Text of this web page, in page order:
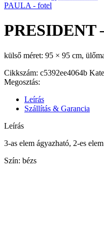
PAULA - fotel
PRESIDENT
külső méret: 95 × 95 cm,
Cikkszám: c5392ee4064b
Megosztás:
Leírás
Szállítás & Garancia
Leírás
3-as elem ágyazható, 2-es
Szín: bézs